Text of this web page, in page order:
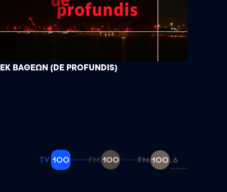
ΕΚ ΒΑΘΕΩΝ (DE PROFUNDIS)